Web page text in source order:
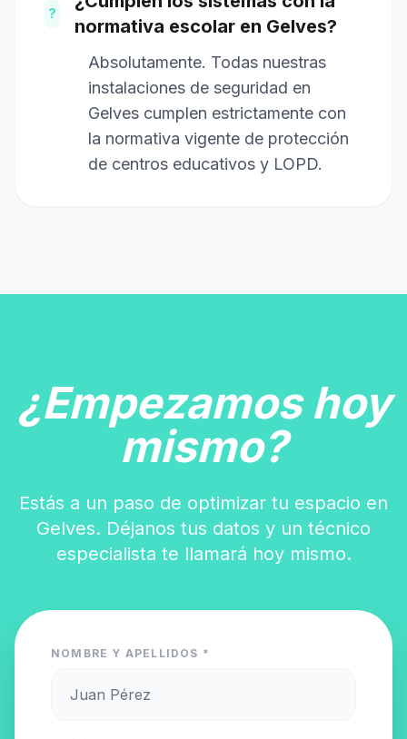
?
normativa escolar en Gelves?
Absolutamente. Todas nuestras
instalaciones de seguridad en
Gelves cumplen estrictamente con
la normativa vigente de protección
de centros educativos y LOPD.
¿Empezamos hoy
mismo?
Estás a un paso de optimizar tu espacio en
Gelves. Déjanos tus datos y un técnico
especialista te llamará hoy mismo.
NOMBRE Y APELLIDOS *